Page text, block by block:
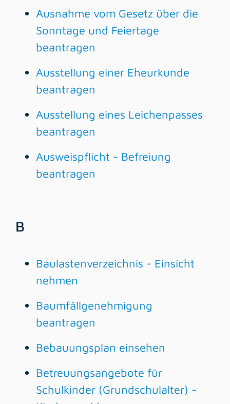
Ausnahme vom Gesetz über die
Sonntage und Feiertage
beantragen
Ausstellung einer Eheurkunde
beantragen
Ausstellung eines Leichenpasses
beantragen
Ausweispflicht - Befreiung
beantragen
B
Baulastenverzeichnis - Einsicht
nehmen
Baumfällgenehmigung
beantragen
Bebauungsplan einsehen
Betreuungsangebote für
Schulkinder (Grundschulalter) -